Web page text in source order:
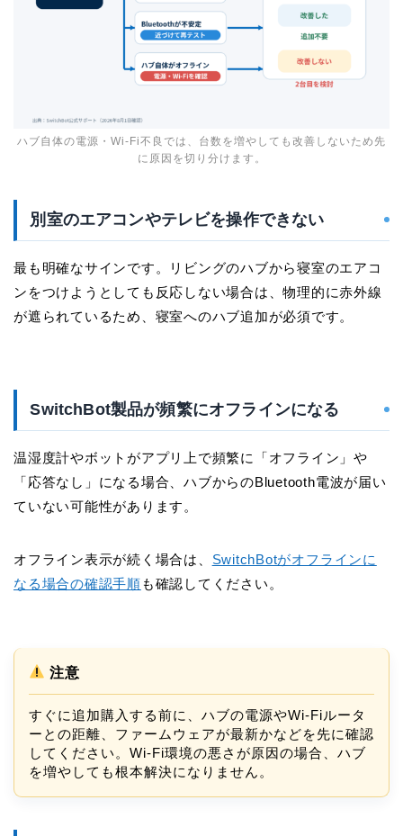
ハブ自体の電源・Wi-Fi不良では、台数を増やしても改善しないため先
に原因を切り分けます。
別室のエアコンやテレビを操作できない
最も明確なサインです。リビングのハブから寝室のエアコ
ンをつけようとしても反応しない場合は、物理的に赤外線
が遮られているため、寝室へのハブ追加が必須です。
SwitchBot製品が頻繁にオフラインになる
温湿度計やボットがアプリ上で頻繁に「オフライン」や
「応答なし」になる場合、ハブからのBluetooth電波が届い
ていない可能性があります。
オフライン表示が続く場合は、 SwitchBotがオフラインに
なる場合の確認手順も確認してください。
注意
すぐに追加購入する前に、ハブの電源やWi-Fiルータ
ーとの距離、ファームウェアが最新かなどを先に確認
してください。Wi-Fi環境の悪さが原因の場合、ハブ
を増やしても根本解決になりません。